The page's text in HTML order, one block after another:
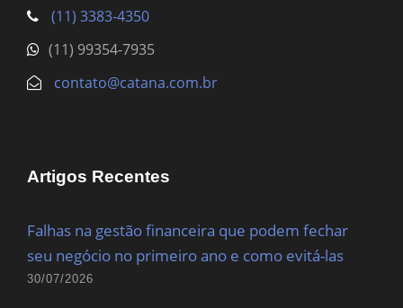
(11) 3383-4350
(11) 99354-7935
contato@catana.com.br
Artigos Recentes
Falhas na gestão financeira que podem fechar
seu negócio no primeiro ano e como evitá-las
30/07/2026